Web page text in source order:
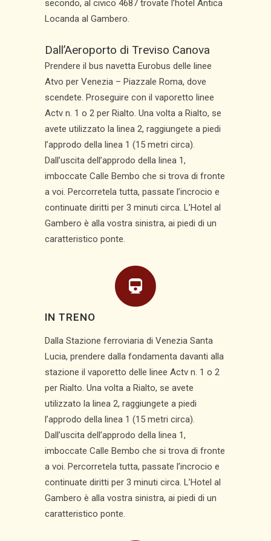
secondo, al civico 4687 trovate l’hotel Antica
Locanda al Gambero.
Dall’Aeroporto di Treviso Canova
Prendere il bus navetta Eurobus delle linee
Atvo per Venezia – Piazzale Roma, dove
scendete. Proseguire con il vaporetto linee
Actv n. 1 o 2 per Rialto. Una volta a Rialto, se
avete utilizzato la linea 2, raggiungete a piedi
l’approdo della linea 1 (15 metri circa).
Dall’uscita dell’approdo della linea 1,
imboccate Calle Bembo che si trova di fronte
a voi. Percorretela tutta, passate l’incrocio e
continuate diritti per 3 minuti circa. L’Hotel al
Gambero è alla vostra sinistra, ai piedi di un
caratteristico ponte.
IN TRENO
Dalla Stazione ferroviaria di Venezia Santa
Lucia, prendere dalla fondamenta davanti alla
stazione il vaporetto delle linee Actv n. 1 o 2
per Rialto. Una volta a Rialto, se avete
utilizzato la linea 2, raggiungete a piedi
l’approdo della linea 1 (15 metri circa).
Dall’uscita dell’approdo della linea 1,
imboccate Calle Bembo che si trova di fronte
a voi. Percorretela tutta, passate l’incrocio e
continuate diritti per 3 minuti circa. L’Hotel al
Gambero è alla vostra sinistra, ai piedi di un
caratteristico ponte.